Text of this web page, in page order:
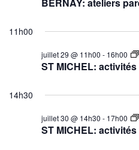
11h00
ST MICHEL:
juillet 29 @ 11h00 - 16h00
14h30
ST MICHEL:
juillet 30 @ 14h30 - 17h00